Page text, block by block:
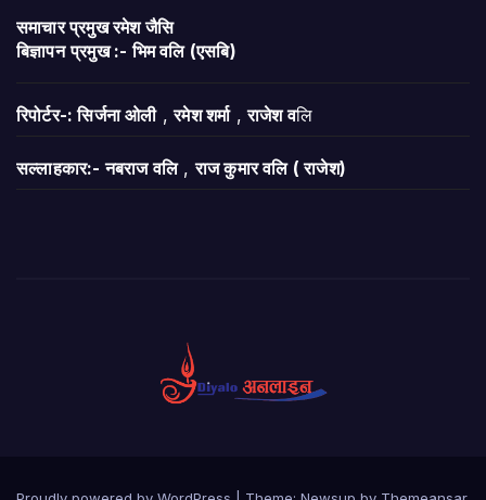
समाचार प्रमुख रमेश जैसि
बिज्ञापन प्रमुख :- भिम वलि (एसबि)
रिपोर्टर-: सिर्जना ओली,रमेश शर्मा,राजेश वलि
सल्लाहकार:- नबराज वलि,राज कुमार वलि ( राजेश)